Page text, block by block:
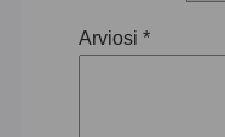
Arviosi *